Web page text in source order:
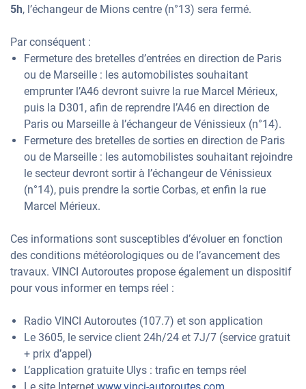
5h, l’échangeur de Mions centre (n°13) sera fermé.
Par conséquent :
Fermeture des bretelles d’entrées en direction de Paris
ou de Marseille : les automobilistes souhaitant
emprunter l’A46 devront suivre la rue Marcel Mérieux,
puis la D301, afin de reprendre l’A46 en direction de
Paris ou Marseille à l’échangeur de Vénissieux (n°14).
Fermeture des bretelles de sorties en direction de Paris
ou de Marseille : les automobilistes souhaitant rejoindre
le secteur devront sortir à l’échangeur de Vénissieux
(n°14), puis prendre la sortie Corbas, et enfin la rue
Marcel Mérieux.
Ces informations sont susceptibles d’évoluer en fonction
des conditions météorologiques ou de l’avancement des
travaux. VINCI Autoroutes propose également un dispositif
pour vous informer en temps réel :
Radio VINCI Autoroutes (107.7) et son application
Le 3605, le service client 24h/24 et 7J/7 (service gratuit
+ prix d’appel)
L’application gratuite Ulys : trafic en temps réel